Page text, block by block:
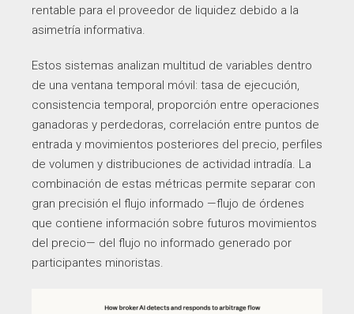
rentable para el proveedor de liquidez debido a la
asimetría informativa.
Estos sistemas analizan multitud de variables dentro
de una ventana temporal móvil: tasa de ejecución,
consistencia temporal, proporción entre operaciones
ganadoras y perdedoras, correlación entre puntos de
entrada y movimientos posteriores del precio, perfiles
de volumen y distribuciones de actividad intradía. La
combinación de estas métricas permite separar con
gran precisión el flujo informado —flujo de órdenes
que contiene información sobre futuros movimientos
del precio— del flujo no informado generado por
participantes minoristas.